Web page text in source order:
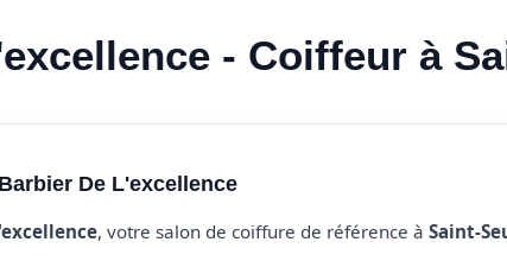
- Coiffeur à
De L'excellence
, votre salon de coiffure de référence à Saint-